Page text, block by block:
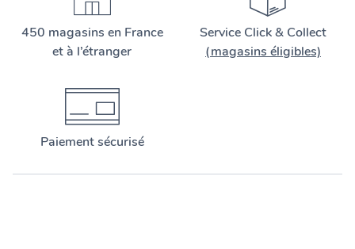
450 magasins en France
et à l’étranger
Service Click & Collect
(magasins éligibles)
Paiement sécurisé